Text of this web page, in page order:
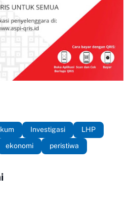
Investigasi
LHP
ekonomi peristiwa